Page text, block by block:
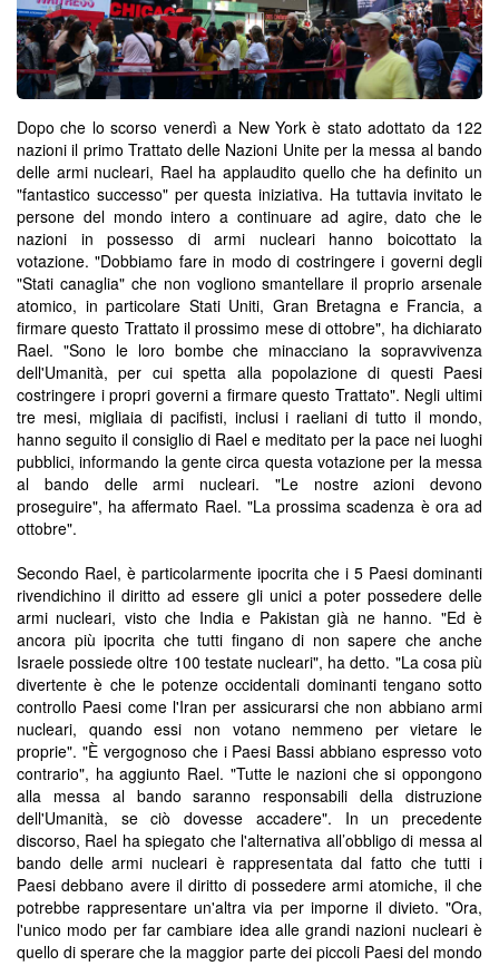
Dopo che lo scorso venerdì a New York è stato adottato da 122
nazioni il primo Trattato delle Nazioni Unite per la messa al bando
delle armi nucleari, Rael ha applaudito quello che ha definito un
"fantastico successo" per questa iniziativa. Ha tuttavia invitato le
persone del mondo intero a continuare ad agire, dato che le
nazioni in possesso di armi nucleari hanno boicottato la
votazione. "Dobbiamo fare in modo di costringere i governi degli
"Stati canaglia" che non vogliono smantellare il proprio arsenale
atomico, in particolare Stati Uniti, Gran Bretagna e Francia, a
firmare questo Trattato il prossimo mese di ottobre", ha dichiarato
Rael. "Sono le loro bombe che minacciano la sopravvivenza
dell'Umanità, per cui spetta alla popolazione di questi Paesi
costringere i propri governi a firmare questo Trattato". Negli ultimi
tre mesi, migliaia di pacifisti, inclusi i raeliani di tutto il mondo,
hanno seguito il consiglio di Rael e meditato per la pace nei luoghi
pubblici, informando la gente circa questa votazione per la messa
al bando delle armi nucleari. "Le nostre azioni devono
proseguire", ha affermato Rael. "La prossima scadenza è ora ad
ottobre".
Secondo Rael, è particolarmente ipocrita che i 5 Paesi dominanti
rivendichino il diritto ad essere gli unici a poter possedere delle
armi nucleari, visto che India e Pakistan già ne hanno. "Ed è
ancora più ipocrita che tutti fingano di non sapere che anche
Israele possiede oltre 100 testate nucleari", ha detto. "La cosa più
divertente è che le potenze occidentali dominanti tengano sotto
controllo Paesi come l'Iran per assicurarsi che non abbiano armi
nucleari, quando essi non votano nemmeno per vietare le
proprie". "È vergognoso che i Paesi Bassi abbiano espresso voto
contrario", ha aggiunto Rael. "Tutte le nazioni che si oppongono
alla messa al bando saranno responsabili della distruzione
dell'Umanità, se ciò dovesse accadere". In un precedente
discorso, Rael ha spiegato che l'alternativa all’obbligo di messa al
bando delle armi nucleari è rappresentata dal fatto che tutti i
Paesi debbano avere il diritto di possedere armi atomiche, il che
potrebbe rappresentare un'altra via per imporne il divieto. "Ora,
l'unico modo per far cambiare idea alle grandi nazioni nucleari è
quello di sperare che la maggior parte dei piccoli Paesi del mondo